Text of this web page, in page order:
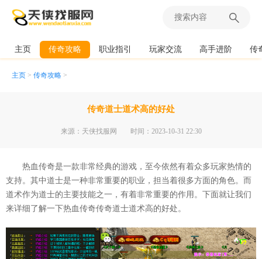
主页 传奇攻略 职业指引 玩家交流 高手进阶 传
主页 > 传奇攻略 >
传奇道士道术高的好处
来源：天侠找服网 时间：2023-10-31 22:30
热血传奇是一款非常经典的游戏，至今依然有着众多玩家热情的
支持。其中道士是一种非常重要的职业，担当着很多方面的角色。而
道术作为道士的主要技能之一，有着非常重要的作用。下面就让我们
来详细了解一下热血传奇传奇道士道术高的好处。